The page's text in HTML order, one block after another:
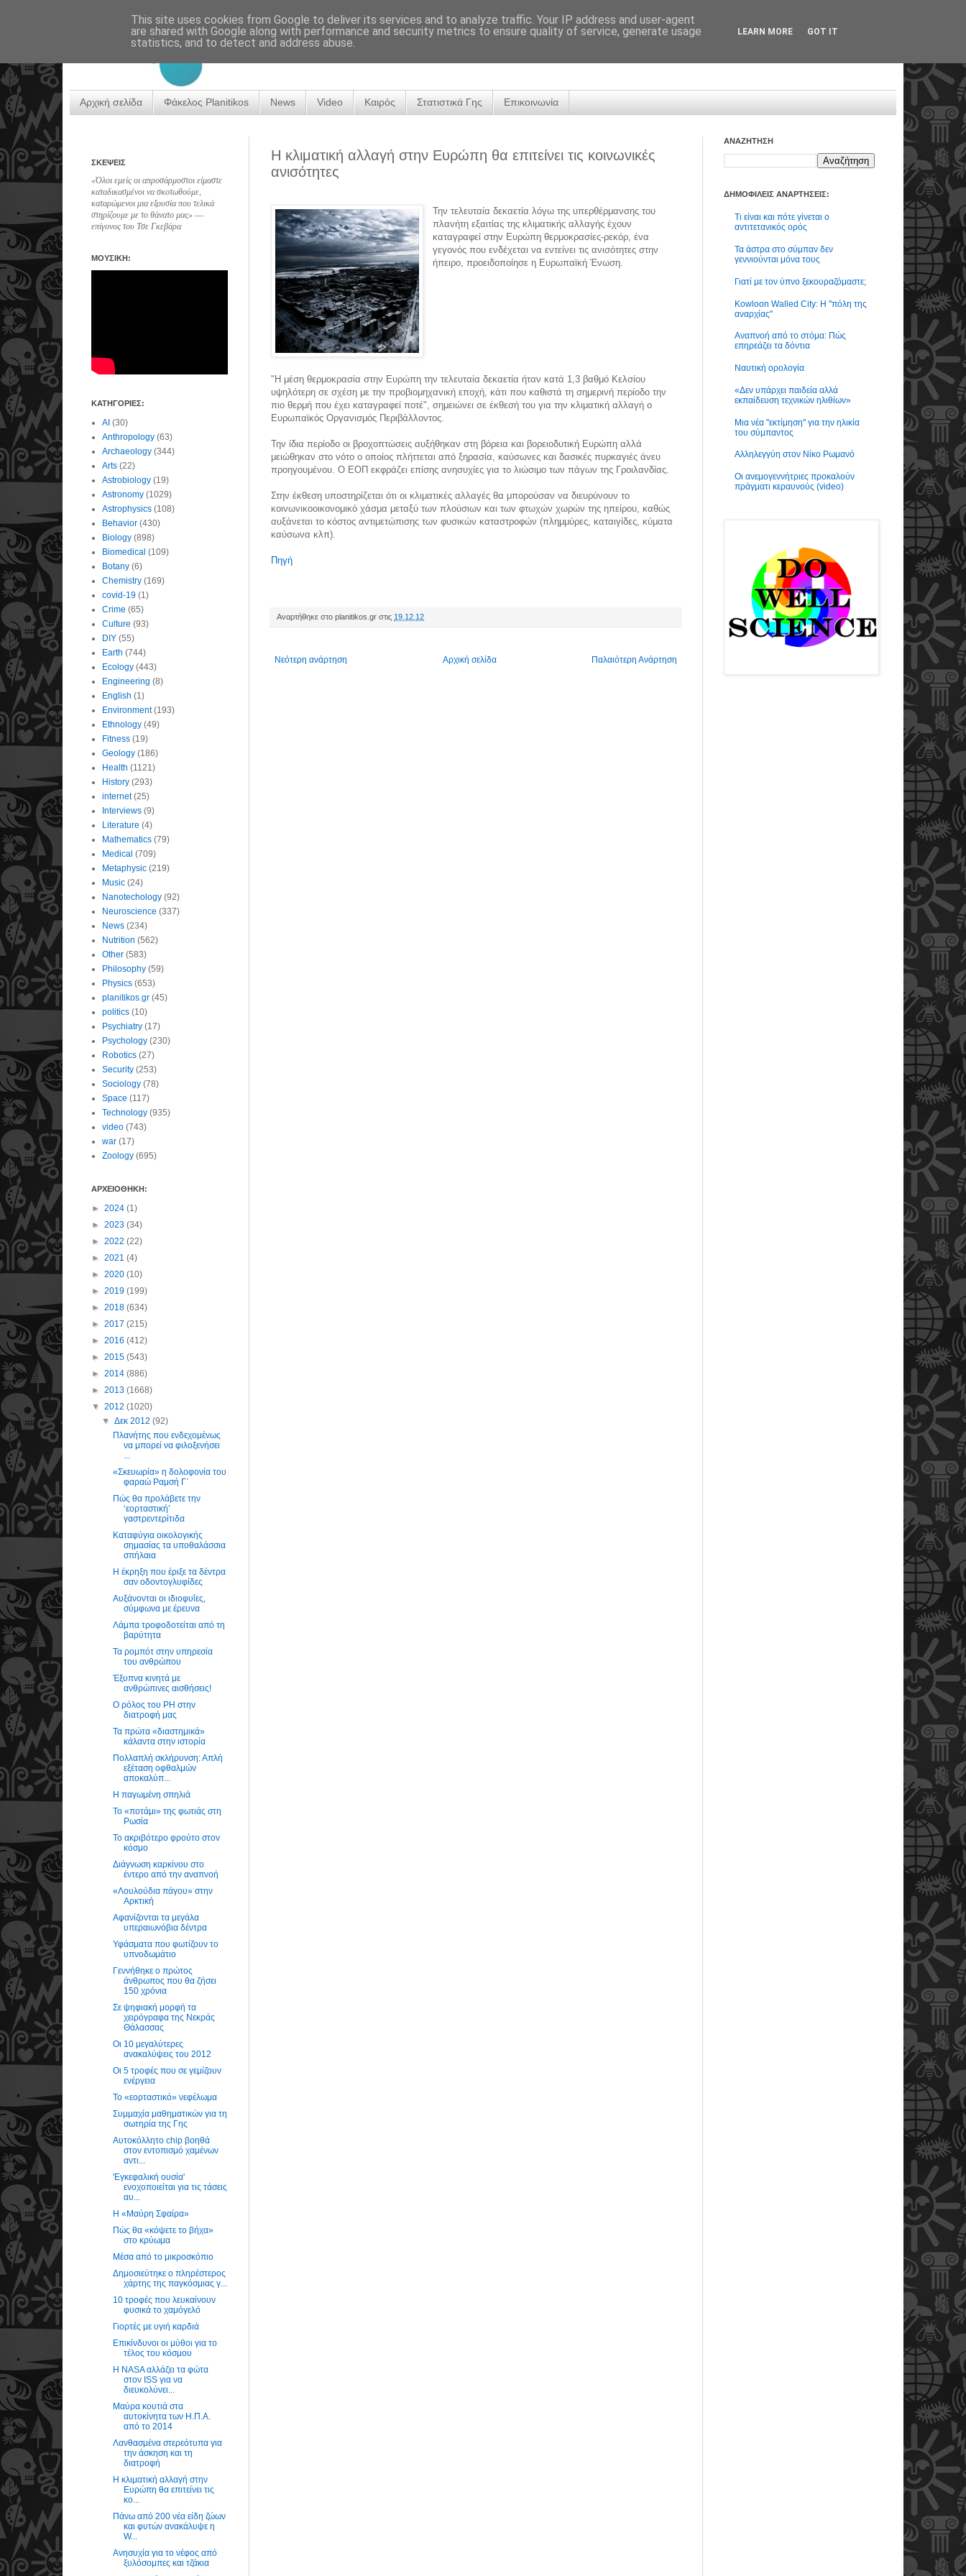
Αρχική σελίδα Φάκελος Planitikos News Video Καιρός Στατιστικά Γης Επικοινωνία
Η κλιματική αλλαγή στην Ευρώπη θα επιτείνει τις κοινωνικές
ανισότητες
Την τελευταία δεκαετία λόγω της υπερθέρμανσης του
πλανήτη εξαιτίας της κλιματικής αλλαγής έχουν
καταγραφεί στην Ευρώπη θερμοκρασίες-ρεκόρ, ένα
γεγονός που ενδέχεται να εντείνει τις ανισότητες στην
ήπειρο, προειδοποίησε η Ευρωπαϊκή Ένωση.
"Η μέση θερμοκρασία στην Ευρώπη την τελευταία δεκαετία ήταν κατά 1,3 βαθμό Κελσίου
υψηλότερη σε σχέση με την προβιομηχανική εποχή, κάτι που καθιστά τη σημερινή περίοδο την
πιο θερμή που έχει καταγραφεί ποτέ", σημειώνει σε έκθεσή του για την κλιματική αλλαγή ο
Ευρωπαϊκός Οργανισμός Περιβάλλοντος.
Την ίδια περίοδο οι βροχοπτώσεις αυξήθηκαν στη βόρεια και βορειοδυτική Ευρώπη αλλά
μειώθηκαν στο νότο ο οποίος πλήττεται από ξηρασία, καύσωνες και δασικές πυρκαγιές άνευ
προηγουμένου. Ο ΕΟΠ εκφράζει επίσης ανησυχίες για το λιώσιμο των πάγων της Γροιλανδίας.
Στην έκθεση υποστηρίζεται ότι οι κλιματικές αλλαγές θα μπορούσαν να διευρύνουν το
κοινωνικοοικονομικό χάσμα μεταξύ των πλούσιων και των φτωχών χωρών της ηπείρου, καθώς
αυξάνεται το κόστος αντιμετώπισης των φυσικών καταστροφών (πλημμύρες, καταιγίδες, κύματα
καύσωνα κλπ).
Πηγή
Αναρτήθηκε στο planitikos.gr στις 19.12.12
Νεότερη ανάρτηση Παλαιότερη Ανάρτηση
Αρχική σελίδα
ΣΚΕΨΕΙΣ
«Όλοι εμείς οι απροσάρμοστοι είμαστε
καταδικασμένοι να σκοτωθούμε,
καταρώμενοι μια εξουσία που τελικά
στηρίζουμε με το θάνατο μας» ―
επίγονος του Τσε Γκεβάρα
ΜΟΥΣΙΚΗ:
ΚΑΤΗΓΟΡΙΕΣ:
AI (30)
Anthropology (63)
Archaeology (344)
Arts (22)
Astrobiology (19)
Astronomy (1029)
Astrophysics (108)
Behavior (430)
Biology (898)
Biomedical (109)
Botany (6)
Chemistry (169)
covid-19 (1)
Crime (65)
Culture (93)
DIY (55)
Earth (744)
Ecology (443)
Engineering (8)
English (1)
Environment (193)
Ethnology (49)
Fitness (19)
Geology (186)
Health (1121)
History (293)
internet (25)
Interviews (9)
Literature (4)
Mathematics (79)
Medical (709)
Metaphysic (219)
Music (24)
Nanotechology (92)
Neuroscience (337)
News (234)
Nutrition (562)
Other (583)
Philosophy (59)
Physics (653)
planitikos.gr (45)
politics (10)
Psychiatry (17)
Psychology (230)
Robotics (27)
Security (253)
Sociology (78)
Space (117)
Technology (935)
video (743)
war (17)
Zoology (695)
ΑΡΧΕΙΟΘΗΚΗ:
► 2024 (1)
► 2023 (34)
► 2022 (22)
► 2021 (4)
► 2020 (10)
► 2019 (199)
► 2018 (634)
► 2017 (215)
► 2016 (412)
► 2015 (543)
► 2014 (886)
► 2013 (1668)
▼ 2012 (1020)
▼Δεκ 2012(92)
Πλανήτης που ενδεχομένως
να μπορεί να φιλοξενήσει
«Σκευωρία» η δολοφονία του
φαραώ Ραμσή Γ΄
Πώς θα προλάβετε την
‘εορταστική’
γαστρεντερίτιδα
Καταφύγια οικολογικής
σημασίας τα υποθαλάσσια
σπήλαια
Η έκρηξη που έριξε τα δέντρα
σαν οδοντογλυφίδες
Αυξάνονται οι ιδιοφυΐες,
σύμφωνα με έρευνα
Λάμπα τροφοδοτείται από τη
βαρύτητα
Τα ρομπότ στην υπηρεσία
του ανθρώπου
Έξυπνα κινητά με
ανθρώπινες αισθήσεις!
Ο ρόλος του PH στην
διατροφή μας
Τα πρώτα «διαστημικά»
κάλαντα στην ιστορία
Πολλαπλή σκλήρυνση: Απλή
εξέταση οφθαλμών
αποκαλύπ...
Η παγωμένη σπηλιά
Το «ποτάμι» της φωτιάς στη
Ρωσία
Το ακριβότερο φρούτο στον
κόσμο
Διάγνωση καρκίνου στο
έντερο από την αναπνοή
«Λουλούδια πάγου» στην
Αρκτική
Αφανίζονται τα μεγάλα
υπεραιωνόβια δέντρα
Υφάσματα που φωτίζουν το
υπνοδωμάτιο
Γεννήθηκε ο πρώτος
άνθρωπος που θα ζήσει
150 χρόνια
Σε ψηφιακή μορφή τα
χειρόγραφα της Νεκράς
Θάλασσας
Οι 10 μεγαλύτερες
ανακαλύψεις του 2012
Οι 5 τροφές που σε γεμίζουν
ενέργεια
Το «εορταστικό» νεφέλωμα
Συμμαχία μαθηματικών για τη
σωτηρία της Γης
Αυτοκόλλητο chip βοηθά
στον εντοπισμό χαμένων
αντι...
'Εγκεφαλική ουσία'
ενοχοποιείται για τις τάσεις
αυ...
Η «Μαύρη Σφαίρα»
Πώς θα «κόψετε το βήχα»
στο κρύωμα
Μέσα από το μικροσκόπιο
Δημοσιεύτηκε ο πληρέστερος
χάρτης της παγκόσμιας γ...
10 τροφές που λευκαίνουν
φυσικά το χαμόγελό
Γιορτές με υγιή καρδιά
Επικίνδυνοι οι μύθοι για το
τέλος του κόσμου
Η NASA αλλάζει τα φώτα
στον ISS για να
διευκολύνει...
Μαύρα κουτιά στα
αυτοκίνητα των Η.Π.Α.
από το 2014
Λανθασμένα στερεότυπα για
την άσκηση και τη
διατροφή
Η κλιματική αλλαγή στην
Ευρώπη θα επιτείνει τις
κο...
Πάνω από 200 νέα είδη ζώων
και φυτών ανακάλυψε η
W...
Ανησυχία για το νέφος από
ξυλόσομπες και τζάκια
ΑΝΑΖΗΤΗΣΗ
ΔΗΜΟΦΙΛΕΙΣ ΑΝΑΡΤΗΣΕΙΣ:
Τι είναι και πότε γίνεται ο
αντιτετανικός ορός
Τα άστρα στο σύμπαν δεν
γεννιούνται μόνα τους
Γιατί με τον ύπνο ξεκουραζόμαστε;
Kowloon Walled City: Η "πόλη της
αναρχίας"
Αναπνοή από το στόμα: Πώς
επηρεάζει τα δόντια
Ναυτική ορολογία
«Δεν υπάρχει παιδεία αλλά
εκπαίδευση τεχνικών ηλιθίων»
Μια νέα "εκτίμηση" για την ηλικία
του σύμπαντος
Αλληλεγγύη στον Νίκο Ρωμανό
Οι ανεμογεννήτριες προκαλούν
πράγματι κεραυνούς (video)
This site uses cookies from Google to deliver its services and to analyze traffic. Your IP address and user-agent
are shared with Google along with performance and security metrics to ensure quality of service, generate usage
statistics, and to detect and address abuse.
LEARN MORE GOT IT